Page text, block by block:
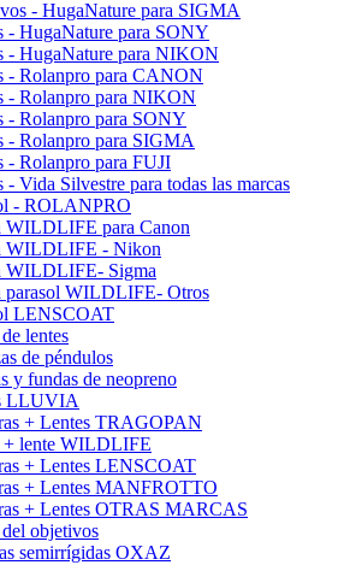
- HugaNature para SIGMA
- HugaNature para SONY
- HugaNature para NIKON
- Rolanpro para CANON
- Rolanpro para NIKON
- Rolanpro para SONY
- Rolanpro para SIGMA
- Rolanpro para FUJI
- Vida Silvestre para todas las marcas
- ROLANPRO
WILDLIFE para Canon
WILDLIFE - Nikon
WILDLIFE- Sigma
parasol WILDLIFE- Otros
LENSCOAT
lentes
de péndulos
y fundas de neopreno
LLUVIA
+ Lentes TRAGOPAN
+ lente WILDLIFE
+ Lentes LENSCOAT
+ Lentes MANFROTTO
+ Lentes OTRAS MARCAS
del objetivos
semirrígidas OXAZ